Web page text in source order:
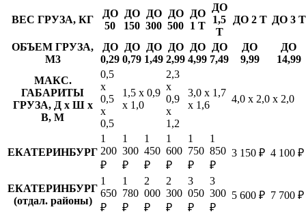
ВЕС ГРУЗА, КГ
ДО
50
ДО
150
ДО
300
ДО
500
ДО
1 Т
ДО
1,5
Т
ДО 2 Т ДО 3 Т
ОБЪЕМ ГРУЗА,
М3
ДО
0,29
ДО
0,79
ДО
1,49
ДО
2,99
ДО
4,99
ДО
7,49
ДО
9,99
ДО
14,99
МАКС.
ГАБАРИТЫ
ГРУЗА, Д х Ш х
В, М
0,5
х
0,5
х
0,5
1,5 х 0,9
х 1,0
2,3
х
0,9
х
1,2
3,0 х 1,7
х 1,6
4,0 х 2,0 х 2,0
ЕКАТЕРИНБУРГ
1
200
₽
1
300
₽
1
450
₽
1
600
₽
1
750
₽
1
850
₽
3 150 ₽ 4 100 ₽
ЕКАТЕРИНБУРГ
(отдал. районы)
1
650
₽
1
780
₽
2
000
₽
2
300
₽
3
050
₽
3
300
₽
5 600 ₽ 7 700 ₽